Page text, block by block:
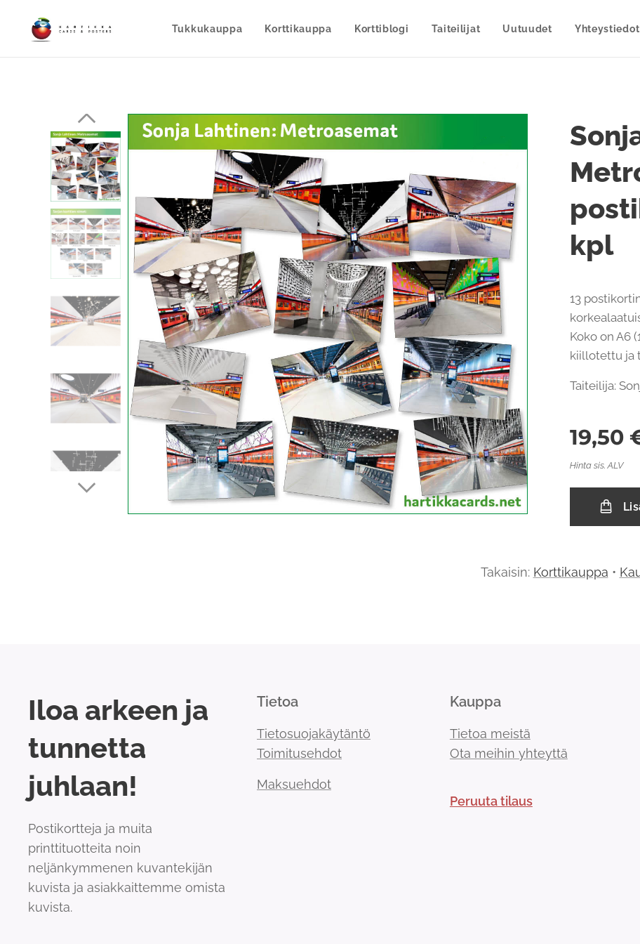
Tukkukauppa Korttikauppa Korttiblogi Taiteilijat Uutuudet Yhteystiedot
kpl
13
Koko on A6
kiillotettu ja
Taiteilija:
19,50
Hinta sis. ALV
Takaisin: Korttikauppa •
Iloa arkeen ja
tunnetta
juhlaan!
Postikortteja ja muita
printtituotteita noin
neljänkymmenen kuvantekijän
kuvista ja asiakkaittemme omista
kuvista.
Tietoa
Tietosuojakäytäntö
Toimitusehdot
Maksuehdot
Kauppa
Tietoa meistä
Ota meihin yhteyttä
Peruuta tilaus